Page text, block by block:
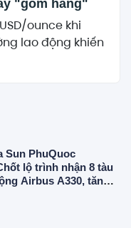
"gom hàng"
ounce khi
lao động khiến
Sun PhuQuoc
lộ trình nhận 8 tàu
Airbus A330, tăng
thế giới